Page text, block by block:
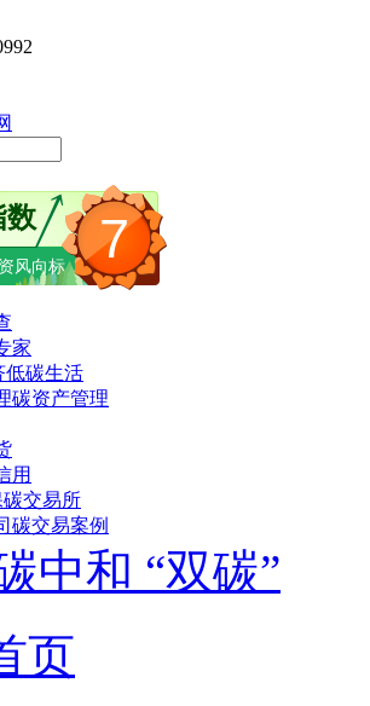
7
数
风向标
家
低碳生活
碳资产管理
用
碳交易所
碳交易案例
中和 “双碳”
页